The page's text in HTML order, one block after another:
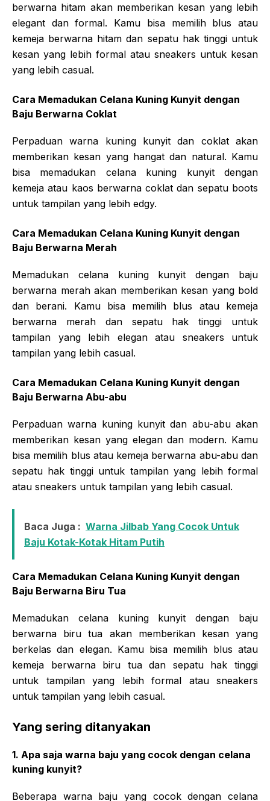
berwarna hitam akan memberikan kesan yang lebih
elegant dan formal. Kamu bisa memilih blus atau
kemeja berwarna hitam dan sepatu hak tinggi untuk
kesan yang lebih formal atau sneakers untuk kesan
yang lebih casual.
Cara Memadukan Celana Kuning Kunyit dengan
Baju Berwarna Coklat
Perpaduan warna kuning kunyit dan coklat akan
memberikan kesan yang hangat dan natural. Kamu
bisa memadukan celana kuning kunyit dengan
kemeja atau kaos berwarna coklat dan sepatu boots
untuk tampilan yang lebih edgy.
Cara Memadukan Celana Kuning Kunyit dengan
Baju Berwarna Merah
Memadukan celana kuning kunyit dengan baju
berwarna merah akan memberikan kesan yang bold
dan berani. Kamu bisa memilih blus atau kemeja
berwarna merah dan sepatu hak tinggi untuk
tampilan yang lebih elegan atau sneakers untuk
tampilan yang lebih casual.
Cara Memadukan Celana Kuning Kunyit dengan
Baju Berwarna Abu-abu
Perpaduan warna kuning kunyit dan abu-abu akan
memberikan kesan yang elegan dan modern. Kamu
bisa memilih blus atau kemeja berwarna abu-abu dan
sepatu hak tinggi untuk tampilan yang lebih formal
atau sneakers untuk tampilan yang lebih casual.
Baca Juga : Warna Jilbab Yang Cocok Untuk
Baju Kotak-Kotak Hitam Putih
Cara Memadukan Celana Kuning Kunyit dengan
Baju Berwarna Biru Tua
Memadukan celana kuning kunyit dengan baju
berwarna biru tua akan memberikan kesan yang
berkelas dan elegan. Kamu bisa memilih blus atau
kemeja berwarna biru tua dan sepatu hak tinggi
untuk tampilan yang lebih formal atau sneakers
untuk tampilan yang lebih casual.
Yang sering ditanyakan
1. Apa saja warna baju yang cocok dengan celana
kuning kunyit?
Beberapa warna baju yang cocok dengan celana